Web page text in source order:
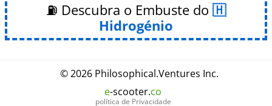
⛽ Descubra o Embuste do
Hidrogénio
© 2026 Philosophical.Ventures Inc.
e-scooter.co
política de Privacidade